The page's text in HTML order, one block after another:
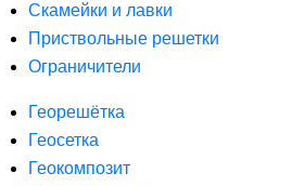
Скамейки и лавки
Приствольные решетки
Ограничители
Георешётка
Геосетка
Геокомпозит